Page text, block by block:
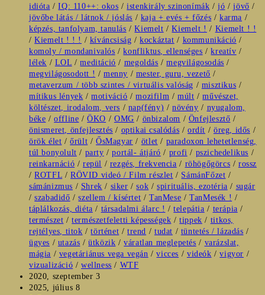
idióta / IQ: 110++: okos / istenkirály szinonímák / jó / jövő /
jövőbe látás / látnok / jóslás / kaja + evés + főzés / karma /
képzés, tanfolyam, tanulás / Kiemelt / Kiemelt ! / Kiemelt ! !
/ Kiemelt ! ! ! / kíváncsiság / kockáztat / kommunikáció /
komoly / mondanivalós / konfliktus, ellenséges / kreatív /
lélek / LOL / meditáció / megoldás / megvilágosodás /
megvilágosodott ! / menny / mester, guru, vezető /
metaverzum / több szintes / virtuális valóság / misztikus /
mítikus lények / motiváció / mozifilm / múlt / művészet,
költészet, irodalom, vers / nap(fény) / növény / nyugalom,
béke / offline / ÖKO / OMG / önbizalom / Önfejlesztő /
önismeret, önfejlesztés / optikai csalódás / ordít / öreg, idős /
örök élet / őrült / ŐsMagyar / ötlet / paradoxon lehetetlenség,
túl bonyolult / party / portál- átjáró / profi / pszichedelikus /
reinkarnáció / repül / rezgés, frekvencia / röhögőgörcs / rossz
/ ROTFL / RÖVID videó / Film részlet / SámánFőzet /
sámánizmus / Shrek / siker / sok / spirituális, ezotéria / sugár
/ szabadidő / szellem / kísértet / TanMese / TanMesék ! /
táplálkozás, diéta / társadalmi álarc ! / telepátia / terápia /
természet / természetfeletti képességek / tippek / titkos,
rejtélyes, titok / történet / trend / tudat / tüntetés / lázadás /
ügyes / utazás / ütközik / váratlan meglepetés / varázslat,
mágia / vegetáriánus vega vegán / vicces / videók / vigyor /
vizualizáció / wellness / WTF
Post
published:
2020, szeptember 3
Post
2025, július 8